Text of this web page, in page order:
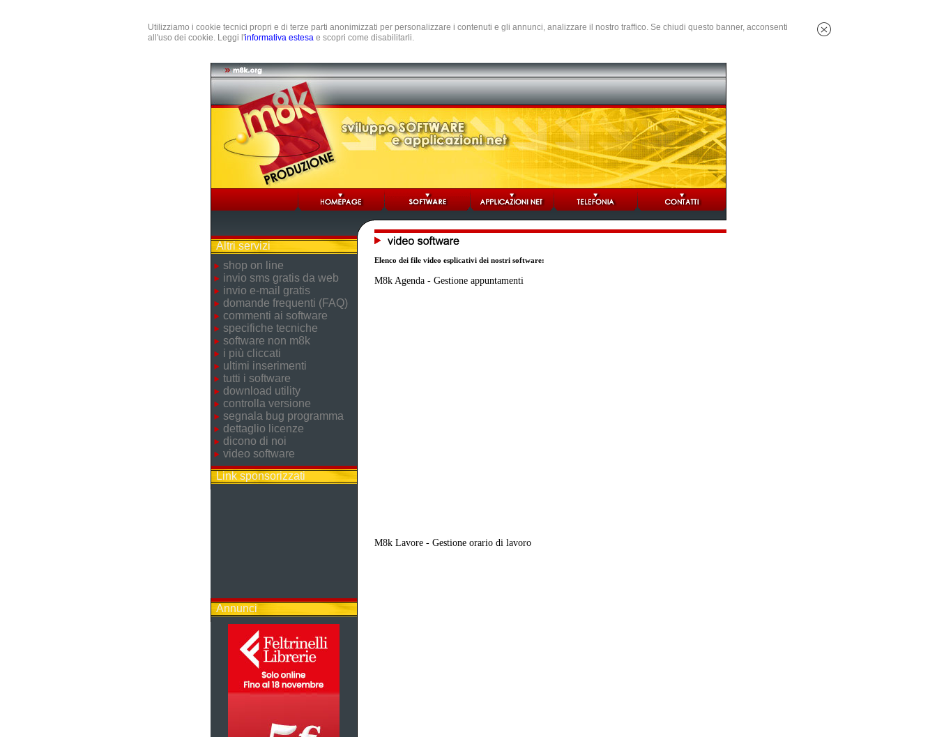
Utilizziamo i cookie tecnici propri e di terze parti anonimizzati per personalizzare i contenuti e gli annunci, analizzare il nostro traffico. Se chiudi questo banner, acconsenti
all'uso dei cookie. Leggi l'informativa estesa e scopri come disabilitarli.
Altri servizi
shop on line
invio sms gratis da web
invio e-mail gratis
domande frequenti (FAQ)
commenti ai software
specifiche tecniche
software non m8k
i più cliccati
ultimi inserimenti
tutti i software
download utility
controlla versione
segnala bug programma
dettaglio licenze
dicono di noi
video software
Link sponsorizzati
Annunci
Elenco dei file video esplicativi dei nostri software:
M8k Agenda - Gestione appuntamenti
M8k Lavore - Gestione orario di lavoro